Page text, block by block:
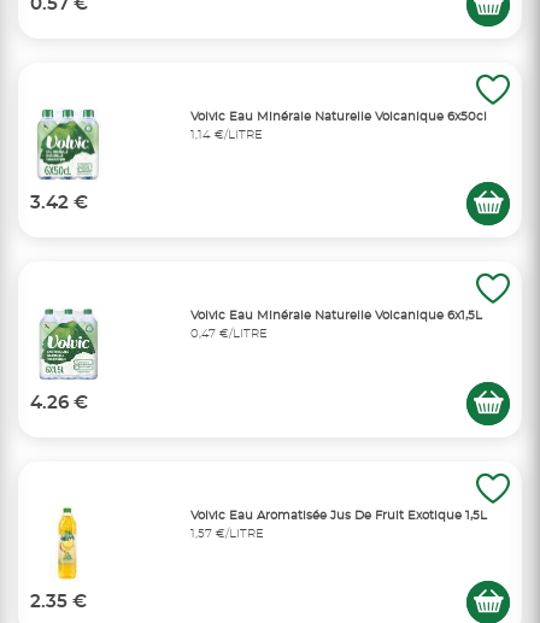
0.57 €
Volvic Eau Minérale Naturelle Volcanique 6x50cl
1,14 €/LITRE
3.42 €
Volvic Eau Minérale Naturelle Volcanique 6x1,5L
0,47 €/LITRE
4.26 €
Volvic Eau Aromatisée Jus De Fruit Exotique 1,5L
1,57 €/LITRE
2.35 €